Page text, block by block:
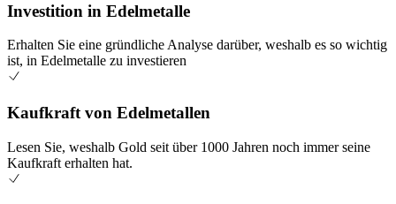
Investition in Edelmetalle
Erhalten Sie eine gründliche Analyse darüber, weshalb es so wichtig
ist, in Edelmetalle zu investieren
Kaufkraft von Edelmetallen
Lesen Sie, weshalb Gold seit über 1000 Jahren noch immer seine
Kaufkraft erhalten hat.